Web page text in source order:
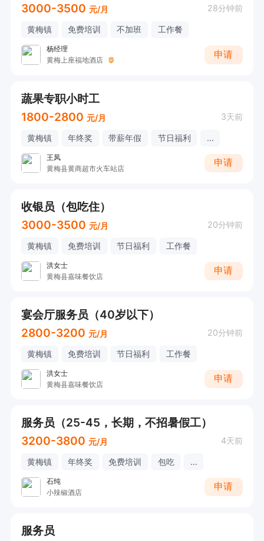
3000-3500 元/月 28分钟前
黄梅镇 免费培训 不加班 工作餐
杨经理
黄梅上座福地酒店
申请
蔬果专职小时工
1800-2800 元/月 3天前
黄梅镇 年终奖 带薪年假 节日福利 ...
王凤
黄梅县黄商超市火车站店
申请
收银员（包吃住）
3000-3500 元/月 20分钟前
黄梅镇 免费培训 节日福利 工作餐
洪女士
黄梅县嘉味餐饮店
申请
宴会厅服务员（40岁以下）
2800-3200 元/月 20分钟前
黄梅镇 免费培训 节日福利 工作餐
洪女士
黄梅县嘉味餐饮店
申请
服务员（25-45，长期，不招暑假工）
3200-3800 元/月 4天前
黄梅镇 年终奖 免费培训 包吃 ...
石纯
小辣椒酒店
申请
服务员